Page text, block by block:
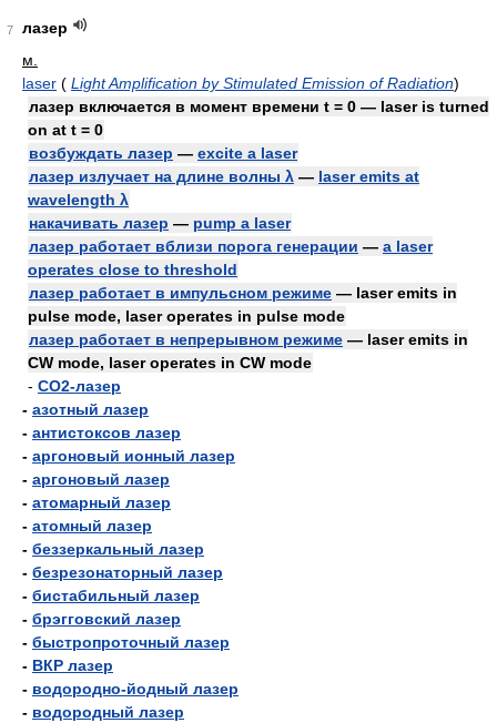
7
лазер
м.
laser ( Light Amplification by Stimulated Emission of Radiation)
лазер включается в момент времени t = 0 — laser is turned
on at t = 0
возбуждать лазер — excite a laser
лазер излучает на длине волны λ — laser emits at
wavelength λ
накачивать лазер — pump a laser
лазер работает вблизи порога генерации — a laser
operates close to threshold
лазер работает в импульсном режиме — laser emits in
pulse mode, laser operates in pulse mode
лазер работает в непрерывном режиме — laser emits in
CW mode, laser operates in CW mode
- CO2-лазер
- азотный лазер
- антистоксов лазер
- аргоновый ионный лазер
- аргоновый лазер
- атомарный лазер
- атомный лазер
- беззеркальный лазер
- безрезонаторный лазер
- бистабильный лазер
- брэгговский лазер
- быстропроточный лазер
- ВКР лазер
- водородно-йодный лазер
- водородный лазер